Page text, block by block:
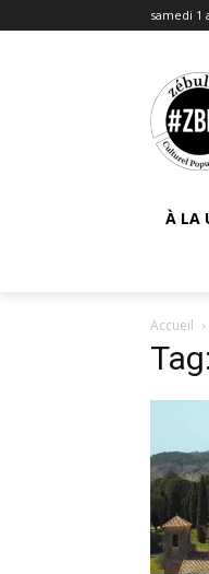
samedi 1
À LA
Accueil